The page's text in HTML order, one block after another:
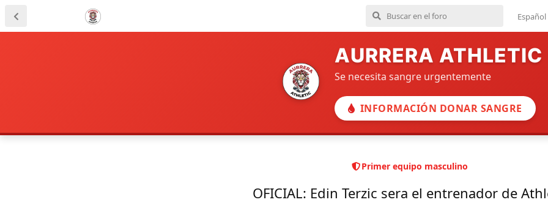
Español
AURRERA ATHLETIC
Se necesita sangre urgentemente
INFORMACIÓN DONAR SANGRE
Primer equipo masculino
OFICIAL: Edin Terzic sera el entrenador de